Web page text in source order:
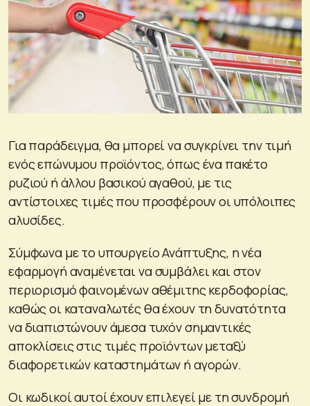
Για παράδειγμα, θα μπορεί να συγκρίνει την τιμή
ενός επώνυμου προϊόντος, όπως ένα πακέτο
ρυζιού ή άλλου βασικού αγαθού, με τις
αντίστοιχες τιμές που προσφέρουν οι υπόλοιπες
αλυσίδες.
Σύμφωνα με το υπουργείο Ανάπτυξης, η νέα
εφαρμογή αναμένεται να συμβάλει και στον
περιορισμό φαινομένων αθέμιτης κερδοφορίας,
καθώς οι καταναλωτές θα έχουν τη δυνατότητα
να διαπιστώνουν άμεσα τυχόν σημαντικές
αποκλίσεις στις τιμές προϊόντων μεταξύ
διαφορετικών καταστημάτων ή αγορών.
Οι κωδικοί αυτοί έχουν επιλεγεί με τη συνδρομή